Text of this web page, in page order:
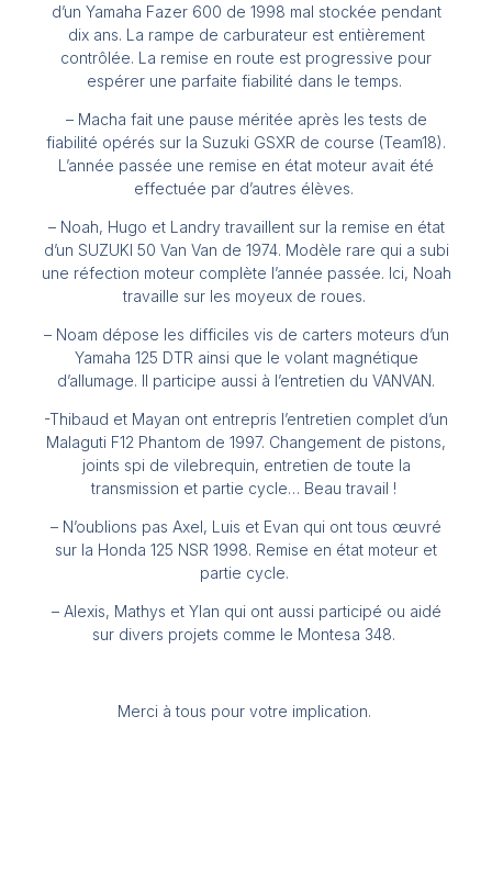
d’un Yamaha Fazer 600 de 1998 mal stockée pendant
dix ans. La rampe de carburateur est entièrement
contrôlée. La remise en route est progressive pour
espérer une parfaite fiabilité dans le temps.
– Macha fait une pause méritée après les tests de
fiabilité opérés sur la Suzuki GSXR de course (Team18).
L’année passée une remise en état moteur avait été
effectuée par d’autres élèves.
– Noah, Hugo et Landry travaillent sur la remise en état
d’un SUZUKI 50 Van Van de 1974. Modèle rare qui a subi
une réfection moteur complète l’année passée. Ici, Noah
travaille sur les moyeux de roues.
– Noam dépose les difficiles vis de carters moteurs d’un
Yamaha 125 DTR ainsi que le volant magnétique
d’allumage. Il participe aussi à l’entretien du VANVAN.
-Thibaud et Mayan ont entrepris l’entretien complet d’un
Malaguti F12 Phantom de 1997. Changement de pistons,
joints spi de vilebrequin, entretien de toute la
transmission et partie cycle… Beau travail !
– N’oublions pas Axel, Luis et Evan qui ont tous œuvré
sur la Honda 125 NSR 1998. Remise en état moteur et
partie cycle.
– Alexis, Mathys et Ylan qui ont aussi participé ou aidé
sur divers projets comme le Montesa 348.
Merci à tous pour votre implication.